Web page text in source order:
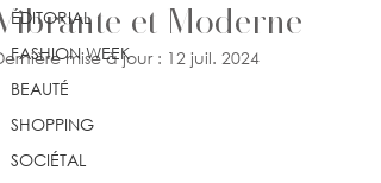
ÉDITORIAL
FASHION WEEK
BEAUTÉ
SHOPPING
SOCIÉTAL
et Moderne
mise à jour : 12 juil. 2024